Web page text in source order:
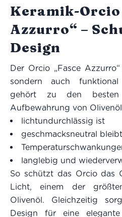
Keramik-Orcio
Azzurro“ –
Design
Der Orcio „Fasce
sondern auch funktional
gehört zu den
Aufbewahrung von
lichtundurchlässig ist
geschmacksneutral bleibt
langlebig und
So schützt das Orcio das
Licht, einem der
Olivenöl. Gleichzeitig
Design für eine